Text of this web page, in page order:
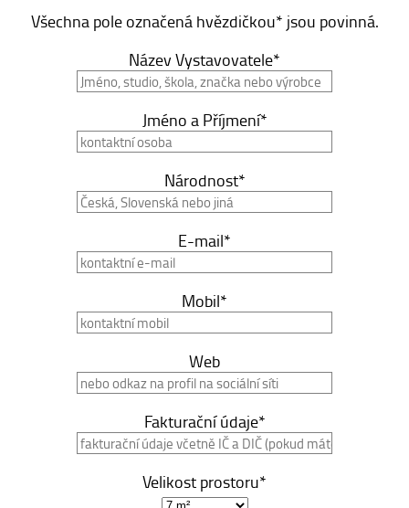
Všechna pole označená hvězdičkou* jsou povinná.
Název Vystavovatele*
Jméno a Příjmení*
Národnost*
E-mail*
Mobil*
Web
Fakturační údaje*
Velikost prostoru*